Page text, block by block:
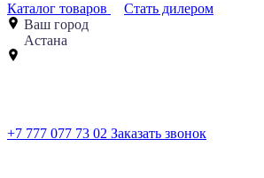
Каталог товаров
Стать дилером
Ваш город
Астана
+7 777 077 73 02 Заказать звонок